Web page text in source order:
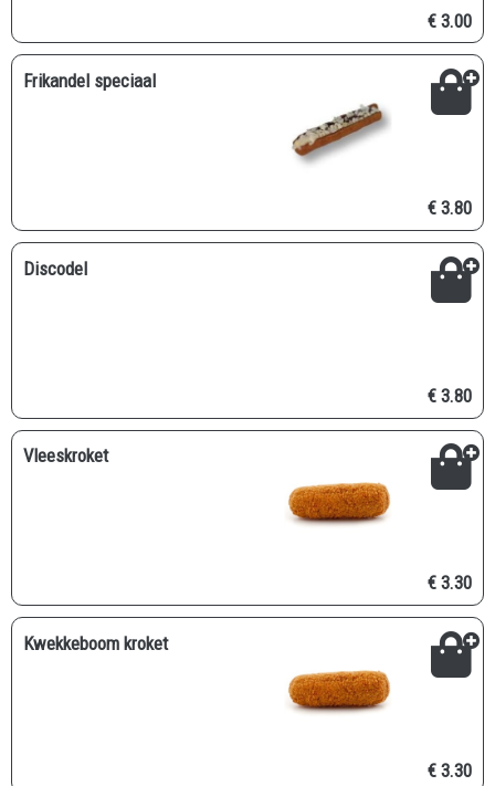
€ 3.00
Frikandel speciaal
€ 3.80
Discodel
€ 3.80
Vleeskroket
€ 3.30
Kwekkeboom kroket
€ 3.30